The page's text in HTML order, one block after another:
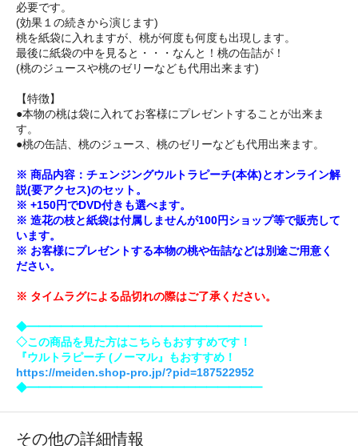
必要です。
(効果１の続きから演じます)
桃を紙袋に入れますが、桃が何度も何度も出現します。
最後に紙袋の中を見ると・・・なんと！桃の缶詰が！
(桃のジュースや桃のゼリーなども代用出来ます)
【特徴】
●本物の桃は袋に入れてお客様にプレゼントすることが出来ま
す。
●桃の缶詰、桃のジュース、桃のゼリーなども代用出来ます。
※ 商品内容：チェンジングウルトラピーチ(本体)とオンライン解
説(要アクセス)のセット。
※ +150円でDVD付きも選べます。
※ 造花の枝と紙袋は付属しませんが100円ショップ等で販売して
います。
※ お客様にプレゼントする本物の桃や缶詰などは別途ご用意く
ださい。
※ タイムラグによる品切れの際はご了承ください。
◆━━━━━━━━━━━━━━━━━━━━━
◇この商品を見た方はこちらもおすすめです！
『ウルトラピーチ (ノーマル』もおすすめ！
https://meiden.shop-pro.jp/?pid=187522952
◆━━━━━━━━━━━━━━━━━━━━━
その他の詳細情報